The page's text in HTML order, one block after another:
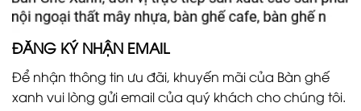
ĐĂNG KÝ NHẬN EMAIL
Để nhận thông tin ưu đãi, khuyến mãi của Bàn ghế
xanh vui lòng gửi email của quý khách cho chúng tôi.